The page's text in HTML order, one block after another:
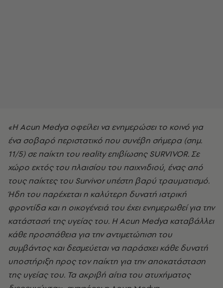
«Η Acun Medya οφείλει να ενημερώσει το κοινό για
ένα σοβαρό περιστατικό που συνέβη σήμερα (σημ.
11/5) σε παίκτη του reality επιβίωσης SURVIVOR. Σε
χώρο εκτός του πλαισίου του παιχνιδιού, ένας από
τους παίκτες του Survivor υπέστη βαρύ τραυματισμό.
Ήδη του παρέχεται η καλύτερη δυνατή ιατρική
φροντίδα και η οικογένειά του έχει ενημερωθεί για την
κατάστασή της υγείας του. Η Acun Medya καταβάλλει
κάθε προσπάθεια για την αντιμετώπιση του
συμβάντος και δεσμεύεται να παράσχει κάθε δυνατή
υποστήριξη προς τον παίκτη για την αποκατάσταση
της υγείας του. Τα ακριβή αίτια του ατυχήματος